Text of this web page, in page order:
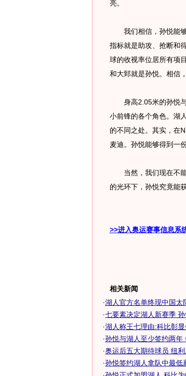
亮。
我们相信，孙悦能够
指标就是助攻、抢断和
球的收视率位居所有项
和大郅就是孙悦。相信
身高2.05米的孙悦与
小前锋的各个角色。湖
的不同之处。其实，在
麦迪。孙悦能够得到一
当然，我们现在不能
的光环下，孙悦究竟能
>>进入奥运赛事信息系
相关新闻
·湖人官方名单终现中国太
·七要素决定湖人新赛季
·湖人称王七理由:科比彰
·孙悦与湖人至少签约两年
·奥运后五大期待球员 纽利
·孙悦签约湖人拿队中最低